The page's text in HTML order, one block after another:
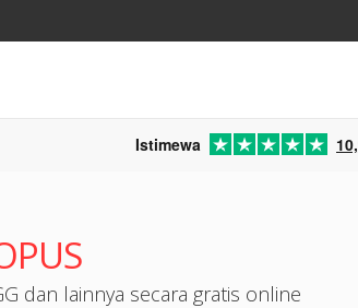
Istimewa
dan lainnya secara gratis online